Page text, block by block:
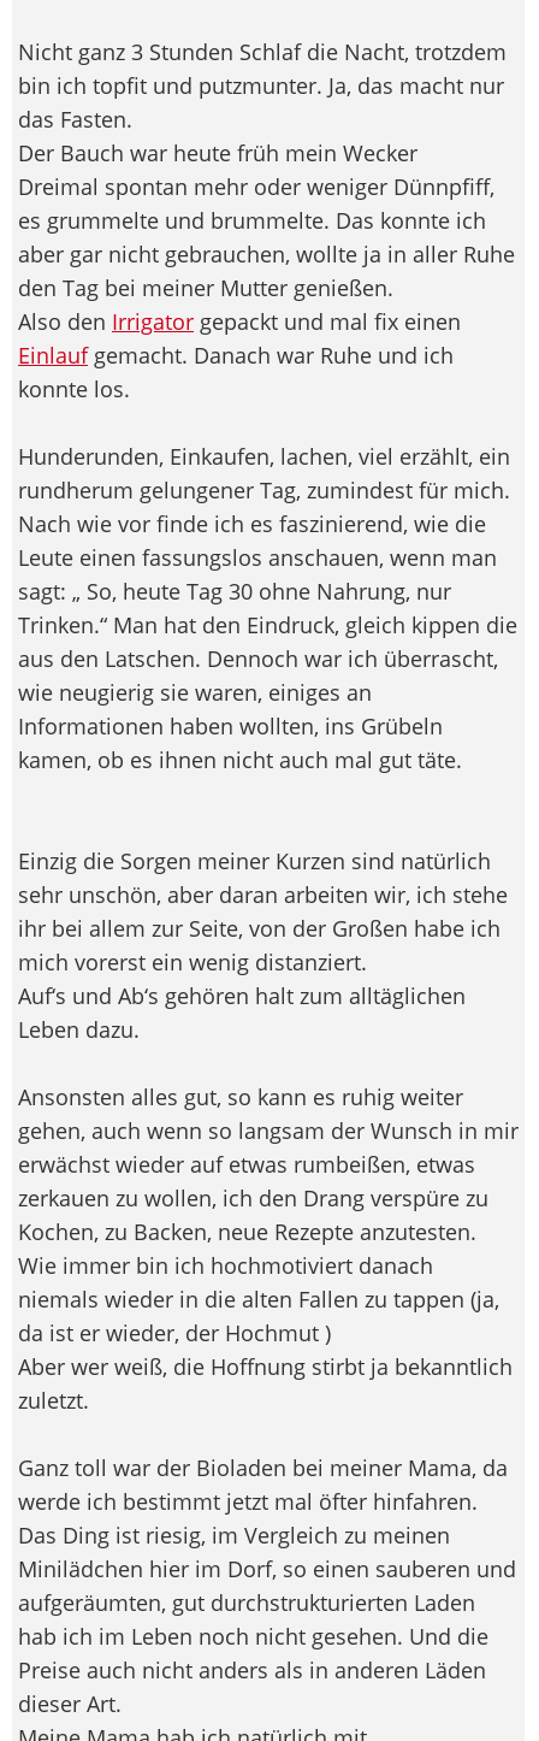
Nicht ganz 3 Stunden Schlaf die Nacht, trotzdem
bin ich topfit und putzmunter. Ja, das macht nur
das Fasten.
Der Bauch war heute früh mein Wecker
Dreimal spontan mehr oder weniger Dünnpfiff,
es grummelte und brummelte. Das konnte ich
aber gar nicht gebrauchen, wollte ja in aller Ruhe
den Tag bei meiner Mutter genießen.
Also den Irrigator gepackt und mal fix einen
Einlaufgemacht. Danach war Ruhe und ich
konnte los.
Hunderunden, Einkaufen, lachen, viel erzählt, ein
rundherum gelungener Tag, zumindest für mich.
Nach wie vor finde ich es faszinierend, wie die
Leute einen fassungslos anschauen, wenn man
sagt: „ So, heute Tag 30 ohne Nahrung, nur
Trinken.“ Man hat den Eindruck, gleich kippen die
aus den Latschen. Dennoch war ich überrascht,
wie neugierig sie waren, einiges an
Informationen haben wollten, ins Grübeln
kamen, ob es ihnen nicht auch mal gut täte.
Einzig die Sorgen meiner Kurzen sind natürlich
sehr unschön, aber daran arbeiten wir, ich stehe
ihr bei allem zur Seite, von der Großen habe ich
mich vorerst ein wenig distanziert.
Auf‘s und Ab‘s gehören halt zum alltäglichen
Leben dazu.
Ansonsten alles gut, so kann es ruhig weiter
gehen, auch wenn so langsam der Wunsch in mir
erwächst wieder auf etwas rumbeißen, etwas
zerkauen zu wollen, ich den Drang verspüre zu
Kochen, zu Backen, neue Rezepte anzutesten.
Wie immer bin ich hochmotiviert danach
niemals wieder in die alten Fallen zu tappen (ja,
da ist er wieder, der Hochmut )
Aber wer weiß, die Hoffnung stirbt ja bekanntlich
zuletzt.
Ganz toll war der Bioladen bei meiner Mama, da
werde ich bestimmt jetzt mal öfter hinfahren.
Das Ding ist riesig, im Vergleich zu meinen
Minilädchen hier im Dorf, so einen sauberen und
aufgeräumten, gut durchstrukturierten Laden
hab ich im Leben noch nicht gesehen. Und die
Preise auch nicht anders als in anderen Läden
dieser Art.